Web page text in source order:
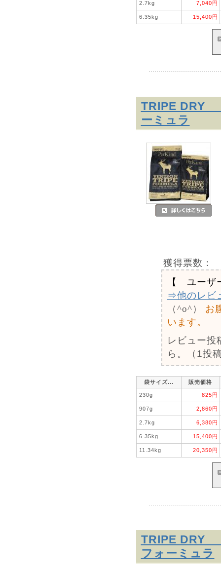
2.7kg 7,040円
6.35kg 15,400円
TRIPE DRY
ーミュラ
獲得票数：
【 ユーザ
⇒他のレビ
（^o^）
お
います。
レビュー投
ら。（1投
袋サイズ... 販売価格
230g 825円
907g 2,860円
2.7kg 6,380円
6.35kg 15,400円
11.34kg 20,350円
TRIPE DRY
フォーミュラ